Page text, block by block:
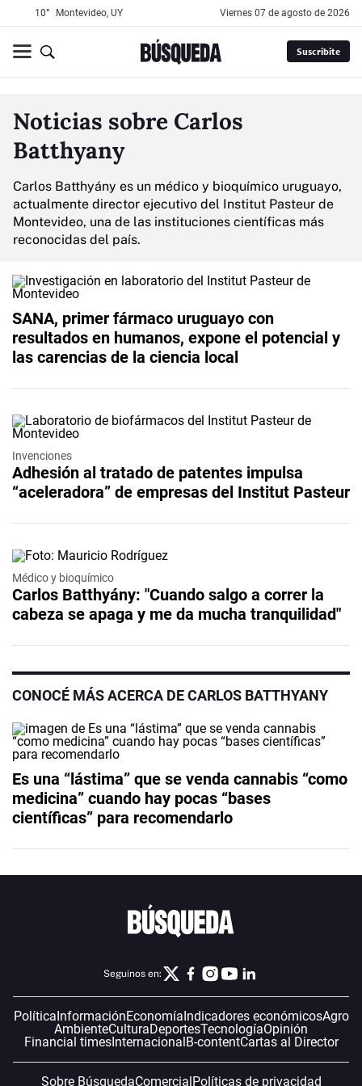
10° Montevideo, UY viernes 07 de agosto de 2026
Suscribite
Noticias sobre Carlos
Batthyany
Carlos Batthyány es un médico y bioquímico uruguayo,
actualmente director ejecutivo del Institut Pasteur de
Montevideo, una de las instituciones científicas más
reconocidas del país.
SANA, primer fármaco uruguayo con
resultados en humanos, expone el potencial y
las carencias de la ciencia local
Invenciones
Adhesión al tratado de patentes impulsa
“aceleradora” de empresas del Institut Pasteur
Médico y bioquímico
Carlos Batthyány: "Cuando salgo a correr la
cabeza se apaga y me da mucha tranquilidad"
CONOCÉ MÁS ACERCA DE CARLOS BATTHYANY
Es una “lástima” que se venda cannabis “como
medicina” cuando hay pocas “bases
científicas” para recomendarlo
Seguinos en:
Política InformaciónEconomía Indicadores económicosAgro
AmbienteCulturaDeportesTecnologíaOpinión
Financial timesInternacional B-contentCartas al Director
Sobre BúsquedaComercial Políticas de privacidad